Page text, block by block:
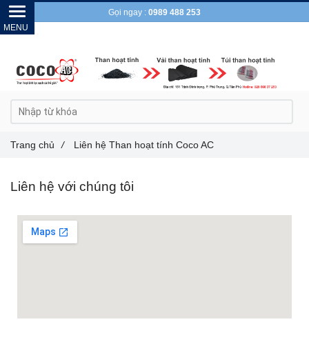
Liên hệ với chúng tôi
Xem Bản Đồ Lớn Hơn
Trang chủ / Liên hệ Than hoạt tính Coco AC
Gọi ngay : 0989 488 253